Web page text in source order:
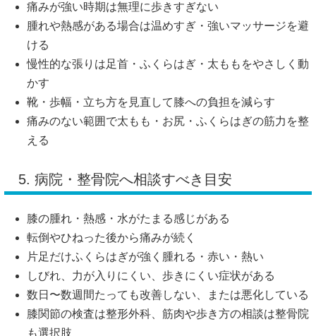
痛みが強い時期は無理に歩きすぎない
腫れや熱感がある場合は温めすぎ・強いマッサージを避
ける
慢性的な張りは足首・ふくらはぎ・太ももをやさしく動
かす
靴・歩幅・立ち方を見直して膝への負担を減らす
痛みのない範囲で太もも・お尻・ふくらはぎの筋力を整
える
5. 病院・整骨院へ相談すべき目安
膝の腫れ・熱感・水がたまる感じがある
転倒やひねった後から痛みが続く
片足だけふくらはぎが強く腫れる・赤い・熱い
しびれ、力が入りにくい、歩きにくい症状がある
数日〜数週間たっても改善しない、または悪化している
膝関節の検査は整形外科、筋肉や歩き方の相談は整骨院
も選択肢